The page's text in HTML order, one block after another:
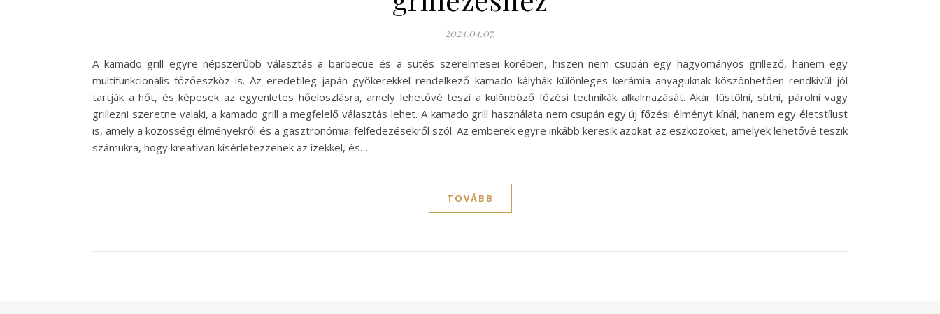
2024.04.07.
A kamado grill egyre népszerűbb választás a barbecue és a sütés szerelmesei körében, hiszen nem csupán egy hagyományos grillező, hanem egy
multifunkcionális főzőeszköz is. Az eredetileg japán gyökerekkel rendelkező kamado kályhák különleges kerámia anyaguknak köszönhetően rendkívül jól
tartják a hőt, és képesek az egyenletes hőeloszlásra, amely lehetővé teszi a különböző főzési technikák alkalmazását. Akár füstölni, sütni, párolni vagy
grillezni szeretne valaki, a kamado grill a megfelelő választás lehet. A kamado grill használata nem csupán egy új főzési élményt kínál, hanem egy életstílust
is, amely a közösségi élményekről és a gasztronómiai felfedezésekről szól. Az emberek egyre inkább keresik azokat az eszközöket, amelyek lehetővé teszik
számukra, hogy kreatívan kísérletezzenek az ízekkel, és…
TOVÁBB